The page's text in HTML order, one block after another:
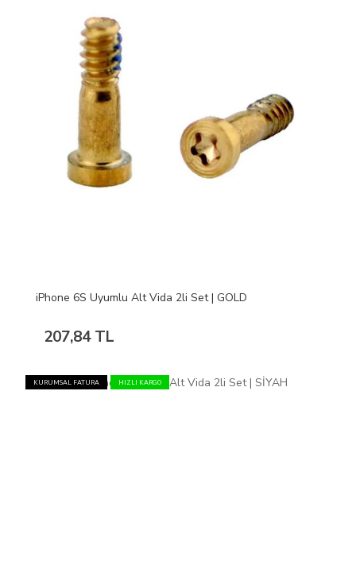
iPhone 6S Uyumlu Alt Vida 2li Set | GOLD
207,84 TL
KURUMSAL FATURA HIZLI KARGO